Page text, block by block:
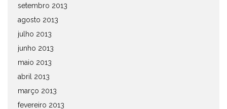
setembro 2013
agosto 2013
julho 2013
junho 2013
maio 2013
abril 2013
março 2013
fevereiro 2013